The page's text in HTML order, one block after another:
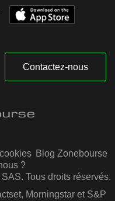
Contactez-nous
Blog Zonebourse
?
Tous droits réservés.
Morningstar et S&P